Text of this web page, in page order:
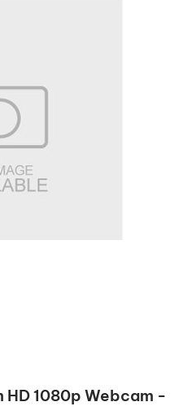
1080p Webcam -